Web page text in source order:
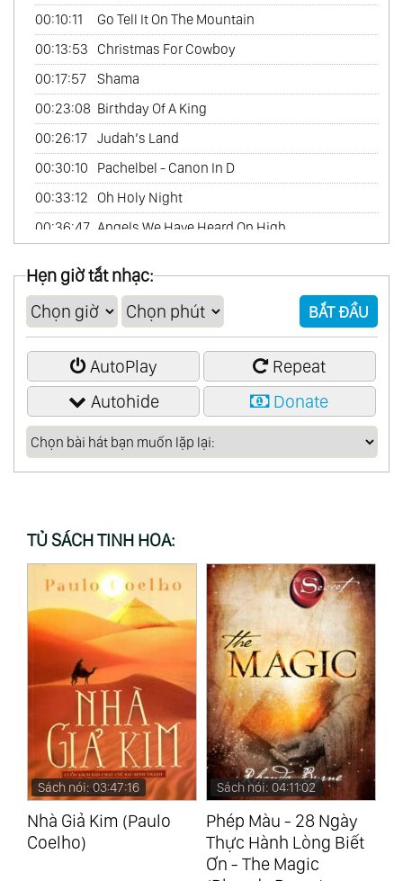
00:10:11
Go Tell It On The Mountain
00:13:53
Christmas For Cowboy
00:17:57
Shama
00:23:08 Birthday Of A King
00:26:17 Judah’s Land
00:30:10
Pachelbel - Canon In D
00:33:12
Oh Holy Night
00:36:47 Angels We Have Heard On High
Hẹn giờ tắt nhạc:
BẮT ĐẦU
AutoPlay
Repeat
Autohide
Donate
TỦ SÁCH TINH HOA:
Sách nói: 04:11:02
Phép Màu - 28 Ngày
Thực Hành Lòng Biết
Sách nói: 06:00:26
Ba Người Thầy Vĩ Đại
(Robin Sharma)